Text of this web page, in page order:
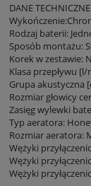
DANE TECHNICZNE
Rodzaj baterii:
Sposób montażu:
Korek w zestawie:
Klasa przepływu
Grupa akustyczna
Rozmiar głowicy
Zasięg wylewki
Typ aeratora:
Rozmiar aeratora:
Wężyki
Wężyki
Wężyki